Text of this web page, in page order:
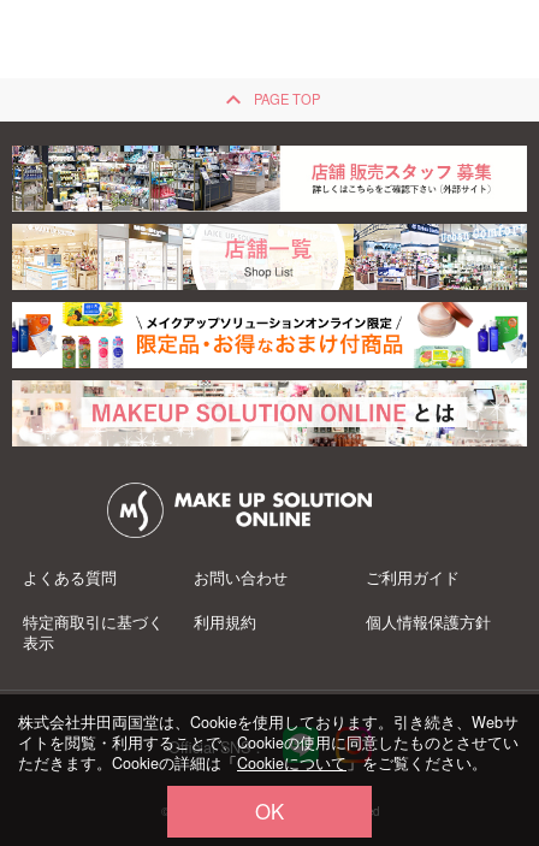
keyboard_arrow_up PAGE TOP
よくある質問 お問い合わせ ご利用ガイド
特定商取引に基づく
表示
利用規約 個人情報保護方針
Official SNS：
© 井田両国堂 Co.,Ltd.All Rights Reserved
株式会社井田両国堂は、Cookieを使用しております。引き続き、Webサ
イトを閲覧・利用することで、Cookieの使用に同意したものとさせてい
ただきます。Cookieの詳細は「Cookieについて」をご覧ください。
OK